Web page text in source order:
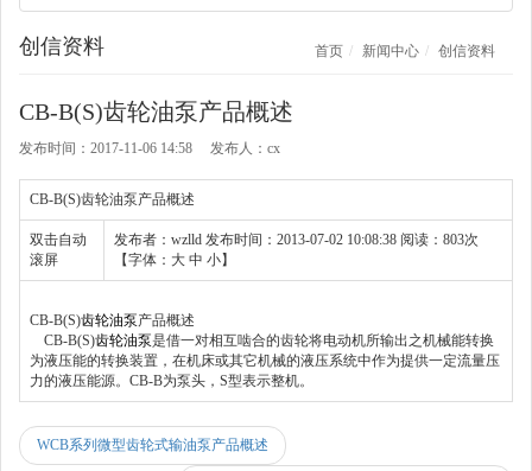
创信资料 首页 新闻中心 创信资料
CB-B(S)齿轮油泵产品概述
发布时间：2017-11-06 14:58 发布人：cx
CB-B(S)齿轮油泵产品概述
双击自动
滚屏
发布者：wzlld 发布时间：2013-07-02 10:08:38 阅读：803次
【字体：大 中 小】
CB-B(S)齿轮油泵产品概述
CB-B(S)齿轮油泵是借一对相互啮合的齿轮将电动机所输出之机械能转换
为液压能的转换装置，在机床或其它机械的液压系统中作为提供一定流量压
力的液压能源。CB-B为泵头，S型表示整机。
WCB系列微型齿轮式输油泵产品概述